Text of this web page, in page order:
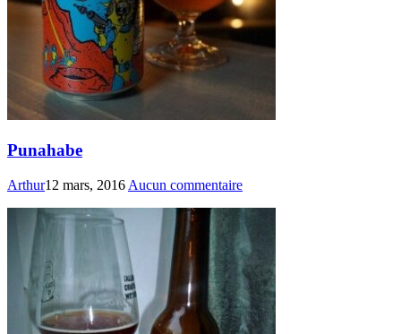
Punahabe
Arthur12 mars, 2016 Aucun commentaire